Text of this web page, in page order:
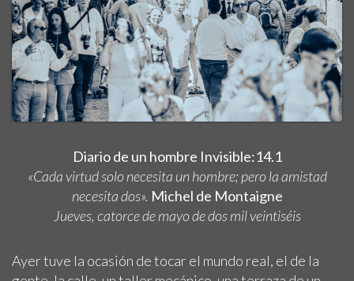
Diario de un hombre Invisible:14.1
«Cada virtud solo necesita un hombre; pero la amistad
necesita dos». Michel de Montaigne
Jueves, catorce de mayo de dos mil veintiséis
Ayer tuve la ocasión de tocar el mundo real, el de la